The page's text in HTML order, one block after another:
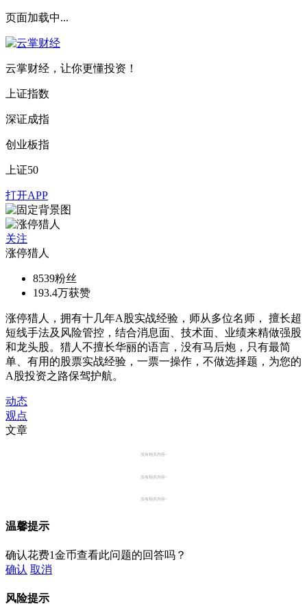
页面加载中...
云掌财经，让你更懂投资！
上证指数
深证成指
创业板指
上证50
打开APP
关注
涨停猎人
8539粉丝
193.4万获赞
涨停猎人，拥有十几年A股实战经验，师从多位名师， 擅长超
短线手法及风险管控，结合消息面、技术面、业绩来精做强股
和龙头股。猎人不擅长华丽的语言，没有马后炮，只有最简
单、有用的股票实战经验，一票一操作，不做选择题，为您的
A股投资之路保驾护航。
动态
观点
文章
没有相关内容~
没有相关内容~
没有相关内容~
温馨提示
确认花费1金币查看此问题的回答吗？
确认 取消
风险提示